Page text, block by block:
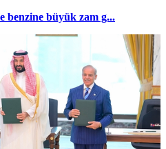
benzine büyük zam g...